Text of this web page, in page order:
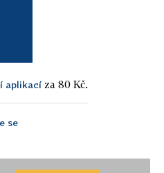
aplikací za 80 Kč.
se